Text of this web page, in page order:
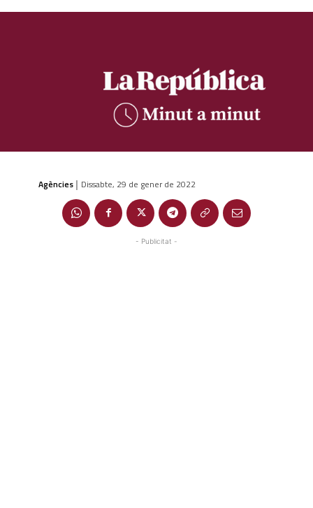
Agències | Dissabte, 29 de gener de 2022
- Publicitat -